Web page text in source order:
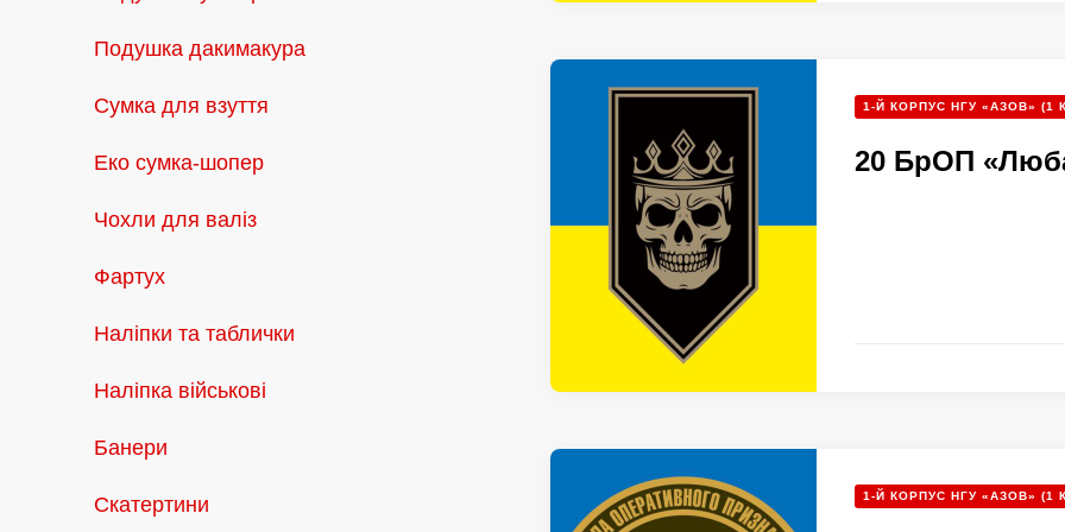
1-Й КОРПУС НГУ «АЗОВ» (1
20 БрОП
1-Й КОРПУС НГУ «АЗОВ» (1
Подушка дакимакура
Сумка для взуття
Еко сумка-шопер
Чохли для валіз
Фартух
Наліпки та таблички
Наліпка військові
Банери
Скатертини